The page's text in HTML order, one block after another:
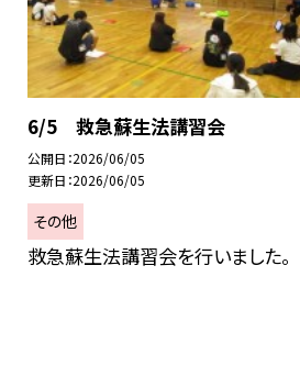
6/5 救急蘇生法講習会
公開日 2026/06/05
更新日 2026/06/05
その他
救急蘇生法講習会を行いました。